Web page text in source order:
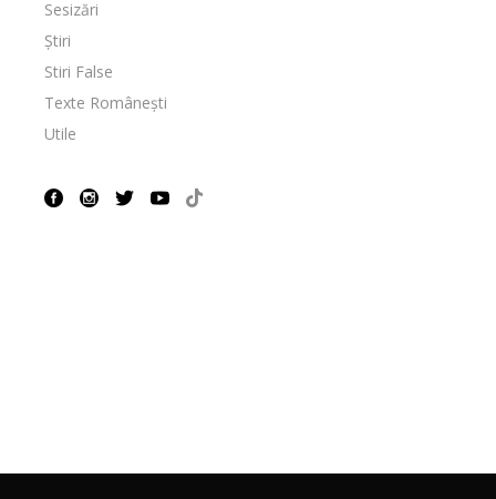
Sesizări
Știri
Stiri False
Texte Românești
Utile